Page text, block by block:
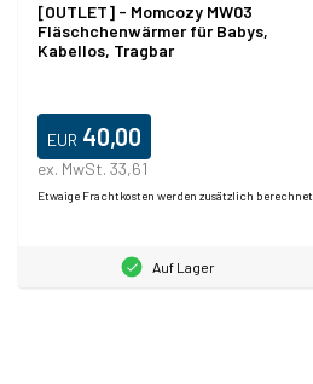
[OUTLET] - Momcozy MW03
Fläschchenwärmer für Babys,
Kabellos, Tragbar
EUR 40,00
ex. MwSt. 33,61
Etwaige Frachtkosten werden zusätzlich berechnet.
Auf Lager